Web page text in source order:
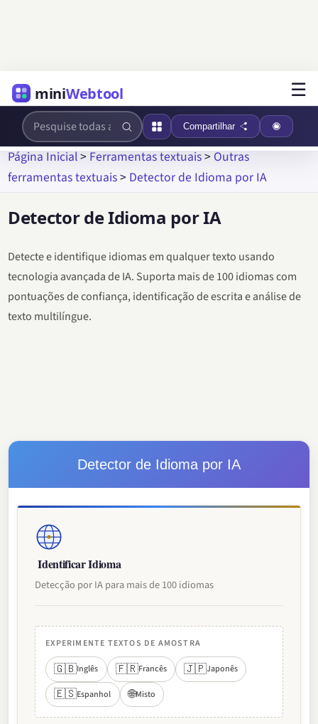
miniWebtool ☰
Compartilhar
Página Inicial>Ferramentas textuais>Outras
ferramentas textuais> Detector de Idioma por IA
Detector de Idioma por IA
Detecte e identifique idiomas em qualquer texto usando
tecnologia avançada de IA. Suporta mais de 100 idiomas com
pontuações de confiança, identificação de escrita e análise de
texto multilíngue.
Detector de Idioma por IA
Identificar Idioma
Detecção por IA para mais de 100 idiomas
EXPERIMENTE TEXTOS DE AMOSTRA
🇬🇧Inglês 🇫🇷Francês 🇯🇵Japonês
🇪🇸Espanhol 🌐Misto